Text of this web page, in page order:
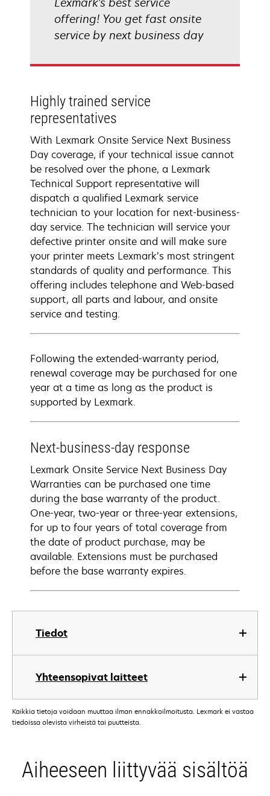
Tiedot
Yhteensopivat laitteet
offering! You get fast onsite
service by next business day
Highly trained service
representatives
With Lexmark Onsite Service Next Business
Day coverage, if your technical issue cannot
be resolved over the phone, a Lexmark
Technical Support representative will
dispatch a qualified Lexmark service
technician to your location for next-business-
day service. The technician will service your
defective printer onsite and will make sure
your printer meets Lexmark’s most stringent
standards of quality and performance. This
offering includes telephone and Web-based
support, all parts and labour, and onsite
service and testing.
Following the extended-warranty period,
renewal coverage may be purchased for one
year at a time as long as the product is
supported by Lexmark.
Next-business-day response
Lexmark Onsite Service Next Business Day
Warranties can be purchased one time
during the base warranty of the product.
One-year, two-year or three-year extensions,
for up to four years of total coverage from
the date of product purchase, may be
available. Extensions must be purchased
before the base warranty expires.
Kaikkia tietoja voidaan muuttaa ilman ennakkoilmoitusta. Lexmark ei vastaa
tiedoissa olevista virheistä tai puutteista.
Aiheeseen liittyvää sisältöä